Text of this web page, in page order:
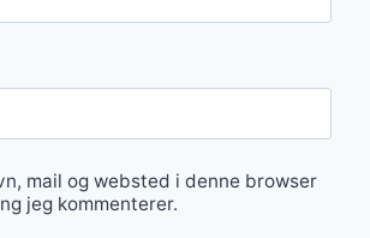
mail og websted i denne browser
jeg kommenterer.